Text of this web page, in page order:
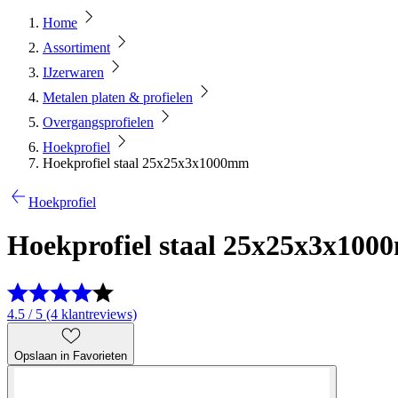
Home
Assortiment
IJzerwaren
Metalen platen & profielen
Overgangsprofielen
Hoekprofiel
Hoekprofiel staal 25x25x3x1000mm
Hoekprofiel
Hoekprofiel staal
4.5 / 5 (4 klantreviews)
Opslaan in Favorieten